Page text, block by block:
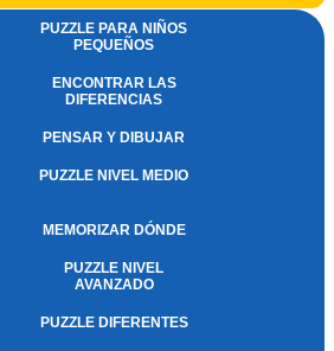
PUZZLE PARA NIÑOS
PEQUEÑOS
ENCONTRAR LAS
DIFERENCIAS
PENSAR Y DIBUJAR
PUZZLE NIVEL MEDIO
MEMORIZAR DÓNDE
PUZZLE NIVEL
AVANZADO
PUZZLE DIFERENTES